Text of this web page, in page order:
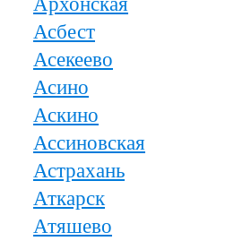
Асбест
Асекеево
Асино
Аскино
Ассиновская
Астрахань
Аткарск
Атяшево